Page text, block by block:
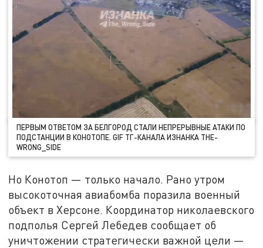
ПЕРВЫМ ОТВЕТОМ ЗА БЕЛГОРОД СТАЛИ НЕПРЕРЫВНЫЕ АТАКИ ПО
ПОДСТАНЦИИ В КОНОТОПЕ. GIF ТГ-КАНАЛА ИЗНАНКА THE-
WRONG_SIDE
Но Конотоп — только начало. Рано утром
высокоточная авиабомба поразила военный
объект в Херсоне. Координатор николаевского
подполья Сергей Лебедев сообщает об
уничтожении стратегически важной цели —